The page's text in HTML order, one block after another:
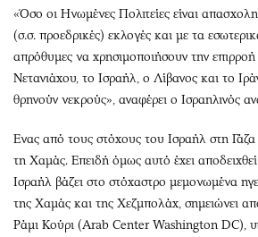
«Όσο οι Ηνωμένες Πολιτείες είναι
(σ.σ. προεδρικές) εκλογές και με τα
απρόθυμες να χρησιμοποιήσουν την
Νετανιάχου, το Ισραήλ, ο Λίβανος και το
θρηνούν νεκρούς», αναφέρει ο Ισραηλινός
Ενας από τους στόχους του Ισραήλ στη Γάζα
τη Χαμάς. Επειδή όμως αυτό έχει
Ισραήλ βάζει στο στόχαστρο μεμονωμένα
της Χαμάς και της Χεζμπολάχ, σημειώνει
Ράμι Κούρι (Arab Center Washington DC),